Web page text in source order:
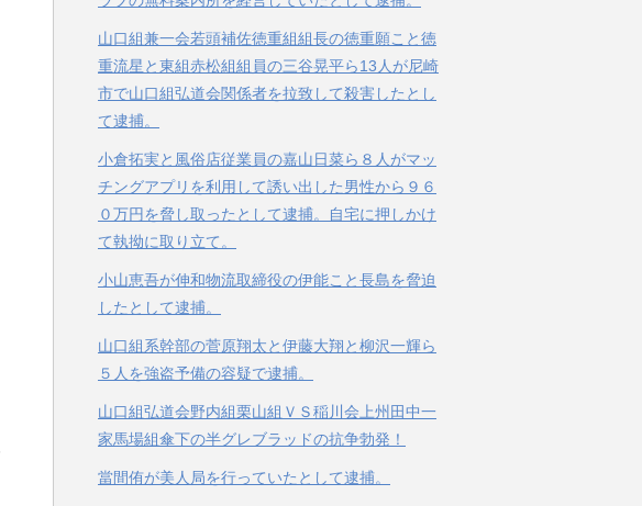
山口組兼一会若頭補佐徳重組組長の徳重願こと徳
重流星と東組赤松組組員の三谷晃平ら13人が尼崎
市で山口組弘道会関係者を拉致して殺害したとし
て逮捕。
小倉拓実と風俗店従業員の嘉山日菜ら８人がマッ
チングアプリを利用して誘い出した男性から９６
０万円を脅し取ったとして逮捕。自宅に押しかけ
て執拗に取り立て。
小山恵吾が伸和物流取締役の伊能こと長島を脅迫
したとして逮捕。
山口組系幹部の菅原翔太と伊藤大翔と柳沢一輝ら
５人を強盗予備の容疑で逮捕。
山口組弘道会野内組栗山組ＶＳ稲川会上州田中一
家馬場組傘下の半グレブラッドの抗争勃発！
當間侑が美人局を行っていたとして逮捕。